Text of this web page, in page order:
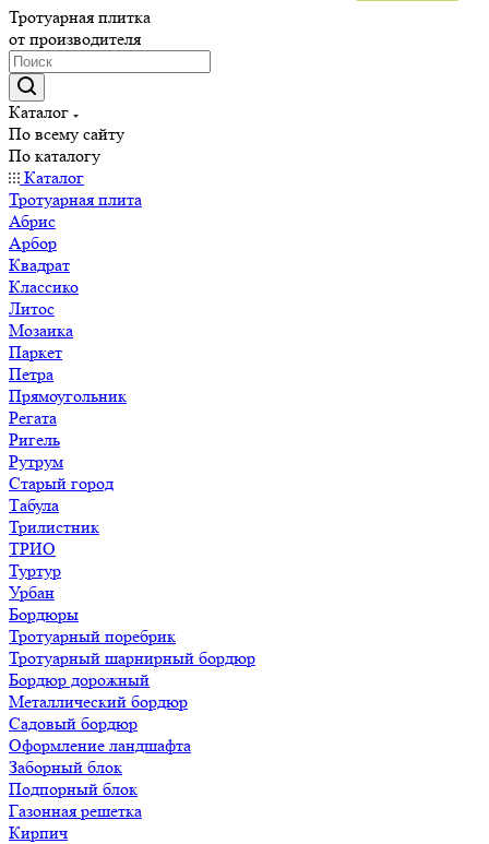
Тротуарная плитка
от производителя
Каталог
По всему сайту
По каталогу
Каталог
Тротуарная плита
Абрис
Арбор
Квадрат
Классико
Литос
Мозаика
Паркет
Петра
Прямоугольник
Регата
Ригель
Рутрум
Старый город
Табула
Трилистник
ТРИО
Туртур
Урбан
Бордюры
Тротуарный поребрик
Тротуарный шарнирный бордюр
Бордюр дорожный
Металлический бордюр
Садовый бордюр
Оформление ландшафта
Заборный блок
Подпорный блок
Газонная решетка
Кирпич